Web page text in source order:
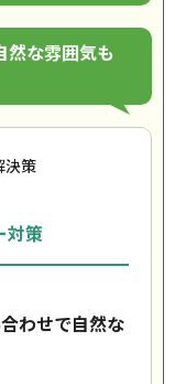
然な雰囲気も
決策
対策
わせで自然な